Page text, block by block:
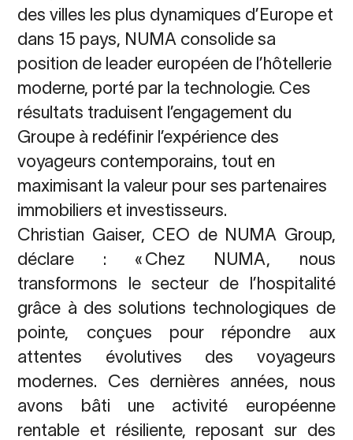
des villes les plus dynamiques d’Europe et
dans 15 pays, NUMA consolide sa
position de leader européen de l’hôtellerie
moderne, porté par la technologie. Ces
résultats traduisent l’engagement du
Groupe à redéfinir l’expérience des
voyageurs contemporains, tout en
maximisant la valeur pour ses partenaires
immobiliers et investisseurs.
Christian Gaiser, CEO de NUMA Group,
déclare : « Chez NUMA, nous
transformons le secteur de l’hospitalité
grâce à des solutions technologiques de
pointe, conçues pour répondre aux
attentes évolutives des voyageurs
modernes. Ces dernières années, nous
avons bâti une activité européenne
rentable et résiliente, reposant sur des